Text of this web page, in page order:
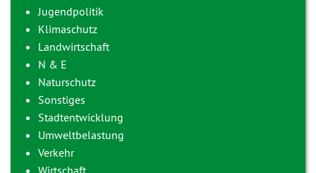
Jugendpolitik
Klimaschutz
Landwirtschaft
N & E
Naturschutz
Sonstiges
Stadtentwicklung
Umweltbelastung
Verkehr
Wirtschaft